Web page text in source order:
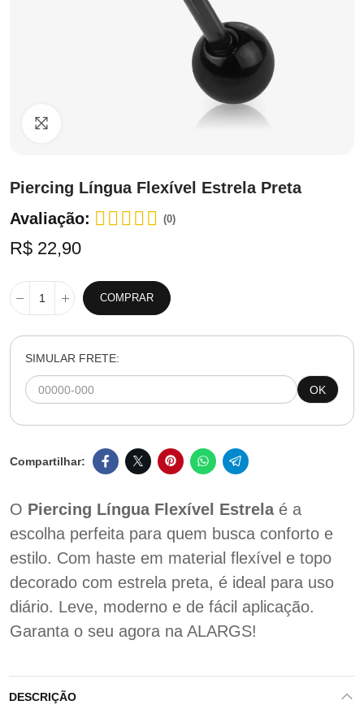
Clique para ampliar
Piercing Língua Flexível Estrela Preta
Avaliação:
(0)
R$ 22,90
COMPRAR
SIMULAR FRETE:
OK
O Piercing Língua Flexível Estrelaé a
escolha perfeita para quem busca conforto e
estilo. Com haste em material flexível e topo
decorado com estrela preta, é ideal para uso
diário. Leve, moderno e de fácil aplicação.
Garanta o seu agora na ALARGS!
DESCRIÇÃO